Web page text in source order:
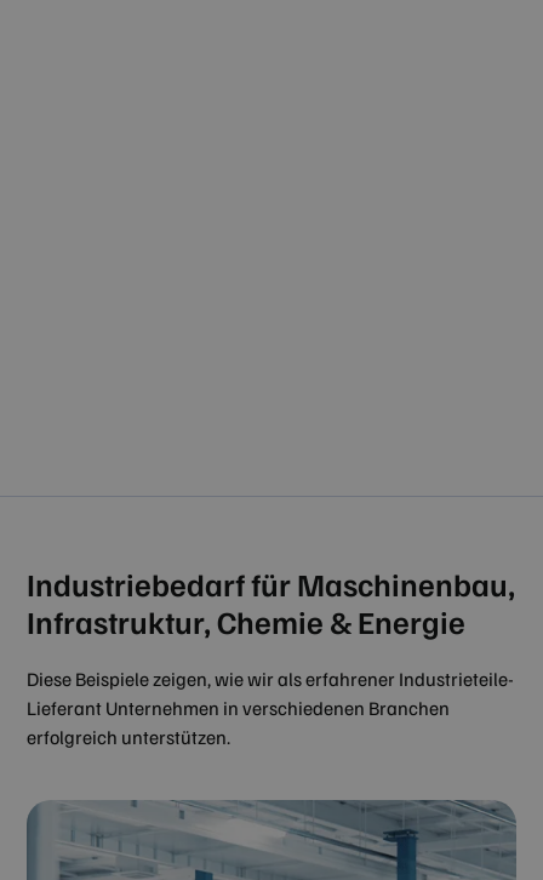
Industriebedarf für Maschinenbau,
Infrastruktur, Chemie & Energie
Diese Beispiele zeigen, wie wir als erfahrener Industrieteile-
Lieferant Unternehmen in verschiedenen Branchen
erfolgreich unterstützen.